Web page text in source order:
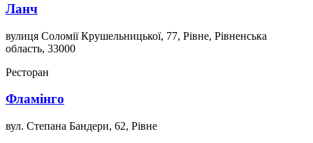
Ланч
вулиця Соломії Крушельницької, 77, Рівне, Рівненська
область, 33000
Ресторан
Фламінго
вул. Степана Бандери, 62, Рівне